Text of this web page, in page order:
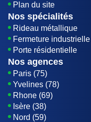
Plan du site
Nos spécialités
Rideau métallique
Fermeture industrielle
Porte résidentielle
Nos agences
Paris (75)
Yvelines (78)
Rhone (69)
Isère (38)
Nord (59)